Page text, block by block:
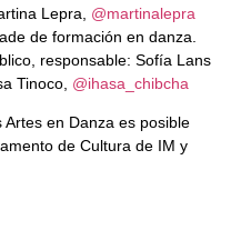
Lepra, @martinalepra
de formación en danza.
responsable: Sofía Lans
Tinoco, @ihasa_chibcha
en Danza es posible
de Cultura de IM y